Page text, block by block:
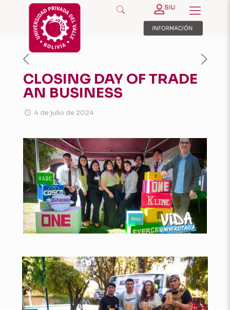
CLOSING DAY OF TRADE
AN BUSINESS
4 de julio de 2024